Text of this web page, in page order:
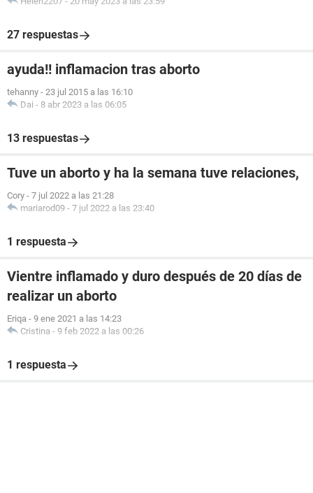
27 respuestas
ayuda!! inflamacion tras aborto
tehanny - 23 jul 2015 a las 16:10
Dai - 8 abr 2023 a las 06:05
13 respuestas
Tuve un aborto y ha la semana tuve relaciones,
Cory - 7 jul 2022 a las 21:28
mariarod09 - 7 jul 2022 a las 23:40
1 respuesta
Vientre inflamado y duro después de 20 días de
realizar un aborto
Eriqa - 9 ene 2021 a las 14:23
Cristina - 9 feb 2022 a las 00:26
1 respuesta